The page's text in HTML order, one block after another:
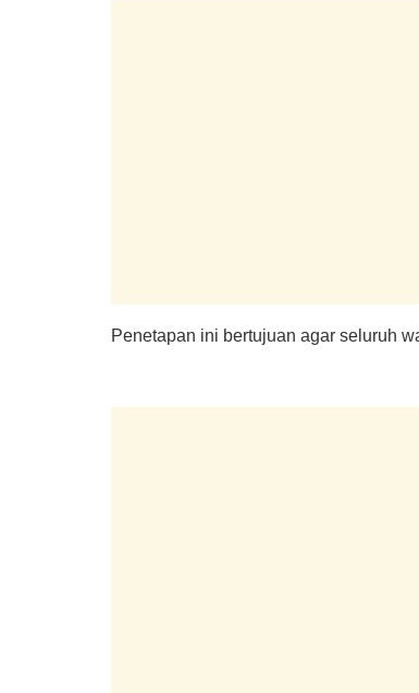
Penetapan ini bertujuan agar seluruh